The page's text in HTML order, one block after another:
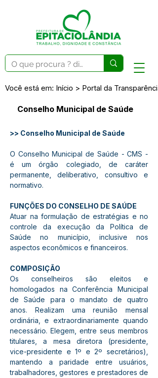
Você está em: Início > Portal da
Conselho Municipal de Saúde
>> Conselho Municipal de Saúde
O Conselho Municipal de Saúde - CMS -
é um órgão colegiado, de caráter
permanente, deliberativo, consultivo e
normativo.
FUNÇÕES DO CONSELHO DE SAÚDE
Atuar na formulação de estratégias e no
controle da execução da Política de
Saúde no município, inclusive nos
aspectos econômicos e financeiros.
COMPOSIÇÃO
Os conselheiros são eleitos e
homologados na Conferência Municipal
de Saúde para o mandato de quatro
anos. Realizam uma reunião mensal
ordinária, e extraordinariamente quando
necessário. Elegem, entre seus membros
titulares, a mesa diretora (presidente,
vice-presidente e 1º e 2º secretários),
mantendo a paridade entre usuários,
trabalhadores, gestores e prestadores de